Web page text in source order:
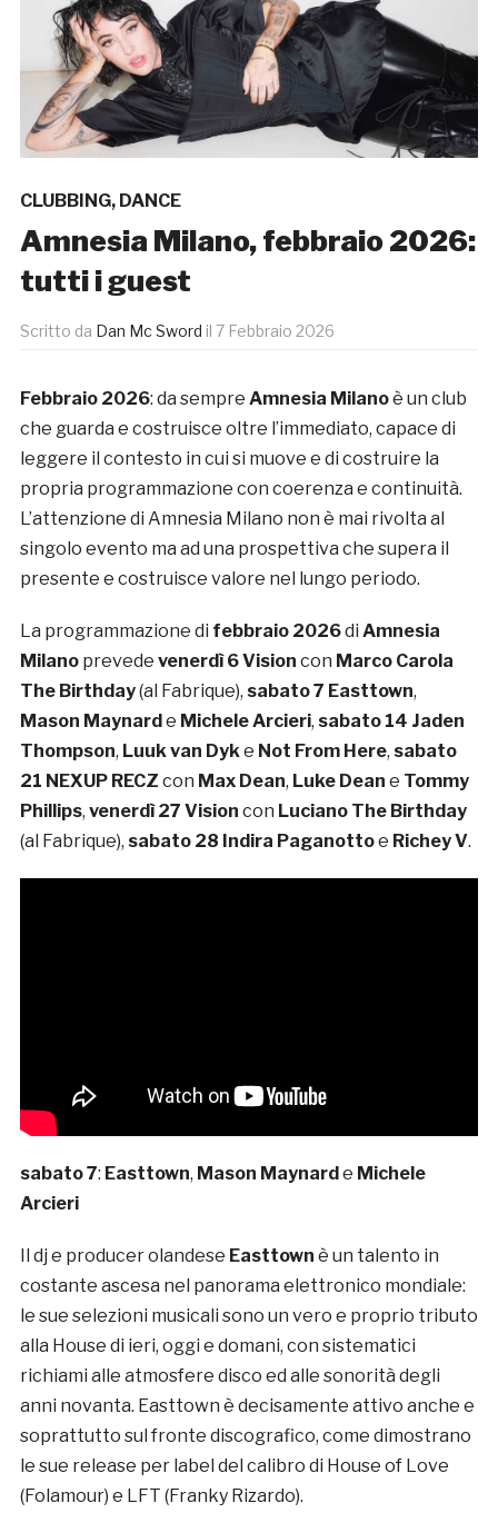
CLUBBING, DANCE
Amnesia Milano, febbraio 2026:
tutti i guest
Scritto da Dan Mc Sword il 7 Febbraio 2026
Febbraio 2026: da sempre Amnesia Milanoè un club
che guarda e costruisce oltre l’immediato, capace di
leggere il contesto in cui si muove e di costruire la
propria programmazione con coerenza e continuità.
L’attenzione di Amnesia Milano non è mai rivolta al
singolo evento ma ad una prospettiva che supera il
presente e costruisce valore nel lungo periodo.
La programmazione di febbraio 2026di Amnesia
Milanoprevede venerdì 6Vision con Marco Carola
The Birthday(al Fabrique), sabato 7 Easttown,
Mason Maynard e Michele Arcieri, sabato 14 Jaden
Thompson, Luuk van Dyke Not From Here, sabato
21 NEXUP RECZ con Max Dean, Luke Dean e Tommy
Phillips, venerdì 27 Vision con Luciano The Birthday
(al Fabrique), sabato 28 Indira Paganottoe Richey V.
sabato 7: Easttown, Mason Maynard e Michele
Arcieri
Il dj e producer olandese Easttown è un talento in
costante ascesa nel panorama elettronico mondiale:
le sue selezioni musicali sono un vero e proprio tributo
alla House di ieri, oggi e domani, con sistematici
richiami alle atmosfere disco ed alle sonorità degli
anni novanta. Easttown è decisamente attivo anche e
soprattutto sul fronte discografico, come dimostrano
le sue release per label del calibro di House of Love
(Folamour) e LFT (Franky Rizardo).